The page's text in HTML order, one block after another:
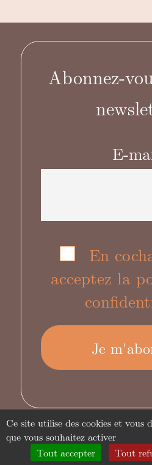
Abonnez-
E-
En
acceptez la
Ce site utilise des cookies et vous
que vous souhaitez activer
Tout accepter
Tout